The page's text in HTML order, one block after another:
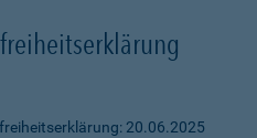
20.06.2025